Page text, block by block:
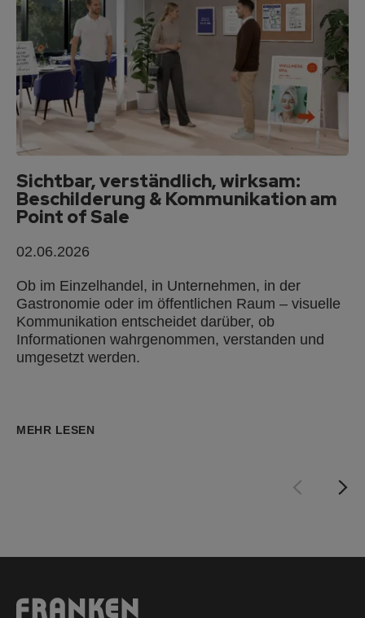
Sichtbar, verständlich, wirksam:
Beschilderung & Kommunikation am
Point of Sale
02.06.2026
Ob im Einzelhandel, in Unternehmen, in der
Gastronomie oder im öffentlichen Raum – visuelle
Kommunikation entscheidet darüber, ob
Informationen wahrgenommen, verstanden und
umgesetzt werden.
MEHR LESEN